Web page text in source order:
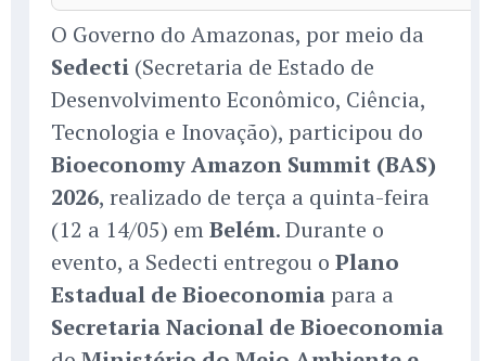
O Governo do Amazonas, por meio da
Sedecti (Secretaria de Estado de
Desenvolvimento Econômico, Ciência,
Tecnologia e Inovação), participou do
Bioeconomy Amazon Summit (BAS)
2026, realizado de terça a quinta-feira
(12 a 14/05) emBelém. Durante o
evento, a Sedecti entregou o Plano
Estadual de Bioeconomia para a
Secretaria Nacional de Bioeconomia